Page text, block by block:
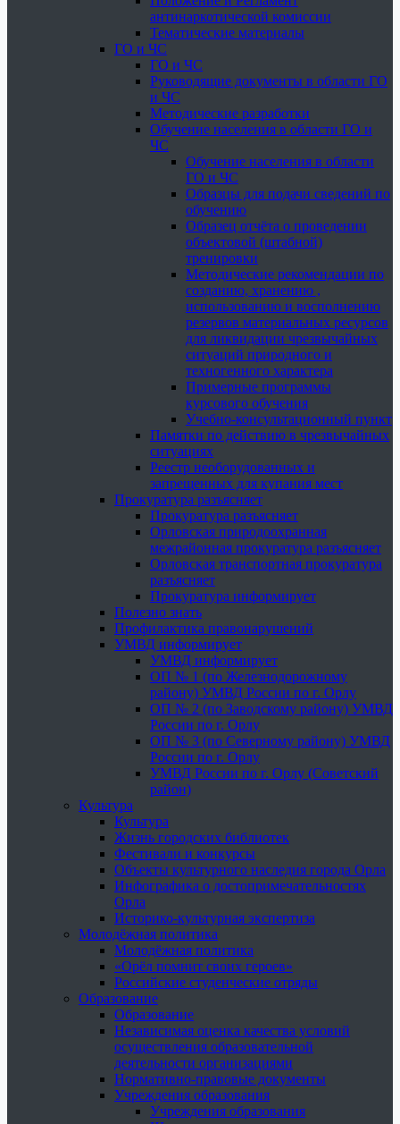
антинаркотической комиссии
Тематические материалы
ГО и ЧС
ГО и ЧС
Руководящие документы в области ГО
и ЧС
Методические разработки
Обучение населения в области ГО и
ЧС
Обучение населения в области
ГО и ЧС
Образцы для подачи сведений по
обучению
Образец отчёта о проведении
объектовой (штабной)
тренировки
Методические рекомендации по
созданию, хранению ,
использованию и восполнению
резервов материальных ресурсов
для ликвидации чрезвычайных
ситуаций природного и
техногенного характера
Примерные программы
курсового обучения
Учебно-консультационный пункт
Памятки по действию в чрезвычайных
ситуациях
Реестр необорудованных и
запрещенных для купания мест
Прокуратура разъясняет
Прокуратура разъясняет
Орловская природоохранная
межрайонная прокуратура разъясняет
Орловская транспортная прокуратура
разъясняет
Прокуратура информирует
Полезно знать
Профилактика правонарушений
УМВД информирует
УМВД информирует
ОП № 1 (по Железнодорожному
району) УМВД России по г. Орлу
ОП № 2 (по Заводскому району) УМВД
России по г. Орлу
ОП № 3 (по Северному району) УМВД
России по г. Орлу
УМВД России по г. Орлу (Советский
район)
Культура
Культура
Жизнь городских библиотек
Фестивали и конкурсы
Объекты культурного наследия города Орла
Инфографика о достопримечательностях
Орла
Историко-культурная экспертиза
Молодёжная политика
Молодёжная политика
«Орёл помнит своих героев»
Российские студенческие отряды
Образование
Образование
Независимая оценка качества условий
осуществления образовательной
деятельности организациями
Нормативно-правовые документы
Учреждения образования
Учреждения образования